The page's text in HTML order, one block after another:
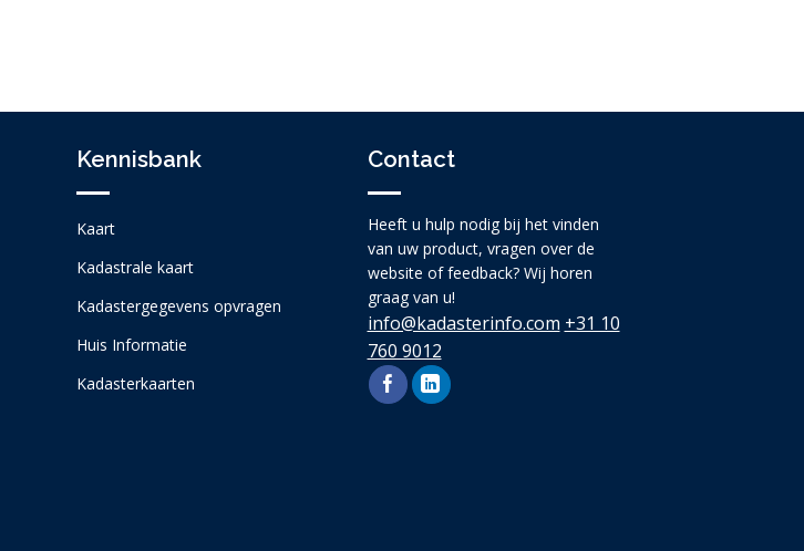
Kennisbank
Kaart
Kadastrale kaart
Kadastergegevens opvragen
Huis Informatie
Kadasterkaarten
Contact
Heeft u hulp nodig bij het vinden
van uw product, vragen over de
website of feedback? Wij horen
graag van u!
info@kadasterinfo.com +31 10
760 9012